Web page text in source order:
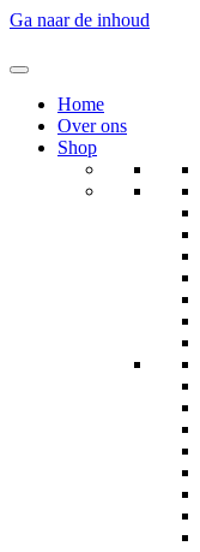
Ga naar de inhoud
Home
Over ons
Shop